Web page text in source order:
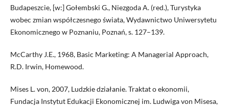
Budapeszcie, [w:] Gołembski G., Niezgoda A. (red.), Turystyka
wobec zmian współczesnego świata, Wydawnictwo Uniwersytetu
Ekonomicznego w Poznaniu, Poznań, s. 127–139.
McCarthy J.E., 1968, Basic Marketing: A Managerial Approach,
R.D. Irwin, Homewood.
Mises L. von, 2007, Ludzkie działanie. Traktat o ekonomii,
Fundacja Instytut Edukacji Ekonomicznej im. Ludwiga von Misesa,